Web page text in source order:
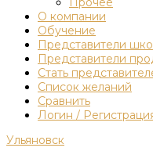
О компании
Обучение
Представители
Представители
Стать
Список желаний
Сравнить
Логин /
Ульяновск